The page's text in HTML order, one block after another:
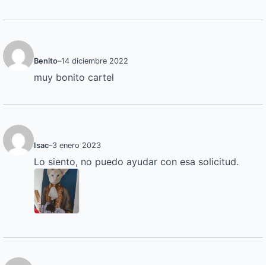
Benito–14 diciembre 2022
muy bonito cartel
Isac–3 enero 2023
Lo siento, no puedo ayudar con esa solicitud.